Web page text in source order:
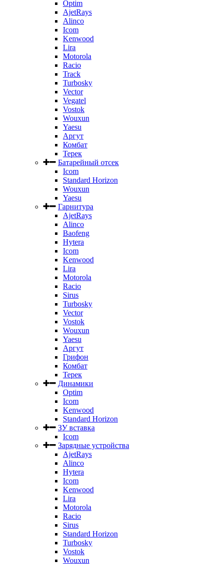
Optim
AjetRays
Alinco
Icom
Kenwood
Lira
Motorola
Racio
Track
Turbosky
Vector
Vegatel
Vostok
Wouxun
Yaesu
Аргут
Комбат
Терек
Батарейный отсек
Icom
Standard Horizon
Wouxun
Yaesu
Гарнитура
AjetRays
Alinco
Baofeng
Hytera
Icom
Kenwood
Lira
Motorola
Racio
Sirus
Turbosky
Vector
Vostok
Wouxun
Yaesu
Аргут
Грифон
Комбат
Терек
Динамики
Optim
Icom
Kenwood
Standard Horizon
ЗУ вставка
Icom
Зарядные устройства
AjetRays
Alinco
Hytera
Icom
Kenwood
Lira
Motorola
Racio
Sirus
Standard Horizon
Turbosky
Vostok
Wouxun